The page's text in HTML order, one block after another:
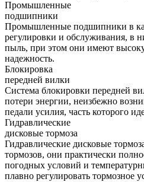
Промышленные
подшипники
Промышленные подшипники в
регулировки и обслуживания, в
пыль, при этом они имеют
надежность.
Блокировка
передней вилки
Система блокировки передней
потери энергии, неизбежно
педали усилия, часть которого
Гидравлические
дисковые тормоза
Гидравлические дисковые
тормозов, они практически
погодных условий и
плавно регулировать тормозное